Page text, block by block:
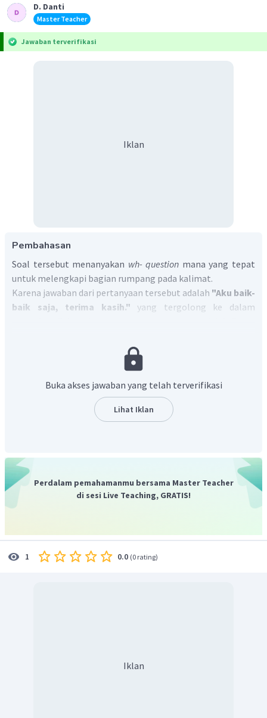
D. Danti
Master Teacher
Jawaban terverifikasi
Iklan
Pembahasan
Soal tersebut menanyakan wh- question mana yang tepat
untuk melengkapi bagian rumpang pada kalimat.
Karena jawaban dari pertanyaan tersebut adalah "Aku baik-
baik saja, terima kasih."yang tergolong ke dalam
Jadi, jawaban yang benar adalah "
Buka akses jawaban yang telah terverifikasi
Lihat Iklan
Perdalam pemahamanmu bersama Master Teacher
di sesi Live Teaching, GRATIS!
1 0.0 (0 rating)
Iklan